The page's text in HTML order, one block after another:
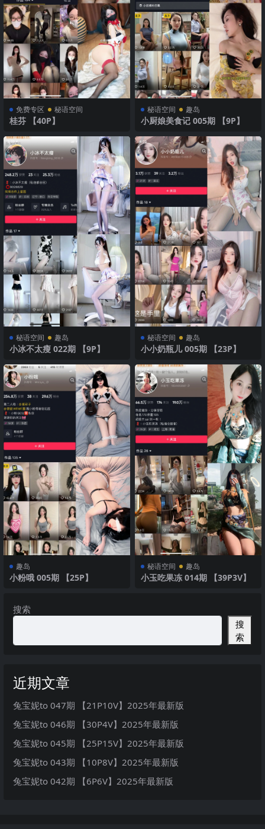
免费专区 秘语空间
桂芬 【40P】
秘语空间 趣岛
小厨娘美食记 005期 【9P】
秘语空间 趣岛
小冰不太瘦 022期 【9P】
秘语空间 趣岛
小小奶瓶儿 005期 【23P】
趣岛
小粉哦 005期 【25P】
秘语空间 趣岛
小玉吃果冻 014期 【39P3V】
搜索
搜
索
近期文章
兔宝妮to 047期 【21P10V】2025年最新版
兔宝妮to 046期 【30P4V】2025年最新版
兔宝妮to 045期 【25P15V】2025年最新版
兔宝妮to 043期 【10P8V】2025年最新版
兔宝妮to 042期 【6P6V】2025年最新版